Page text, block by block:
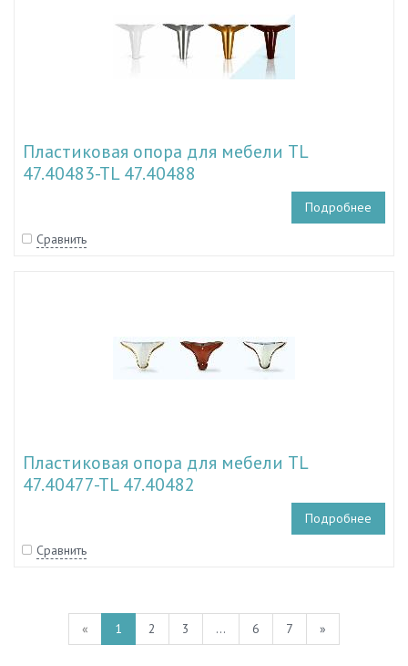
Пластиковая опора для мебели TL
47.40483-TL 47.40488
Подробнее
Сравнить
Пластиковая опора для мебели TL
47.40477-TL 47.40482
Подробнее
Сравнить
« 1 2 3 ... 6 7 »